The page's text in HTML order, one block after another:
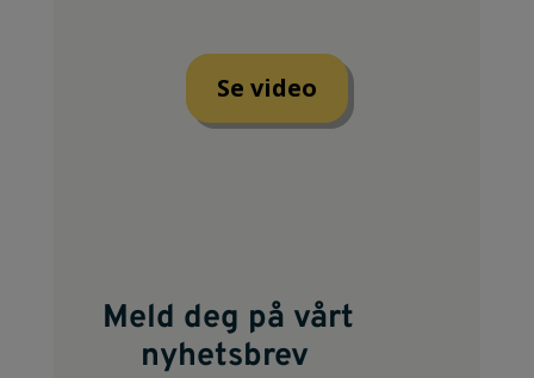
Se video
Meld deg på vårt
nyhetsbrev